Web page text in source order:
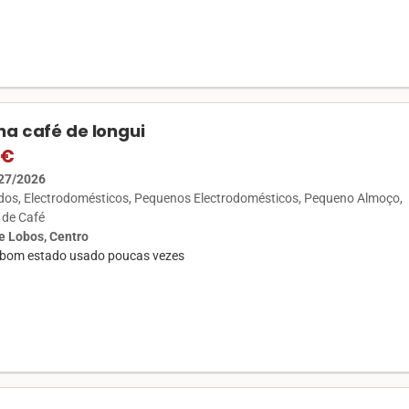
café de longui
2026
Electrodomésticos Pequenos Electrodomésticos Pequeno Almoço
Café
Lobos, Centro
estado usado poucas vezes